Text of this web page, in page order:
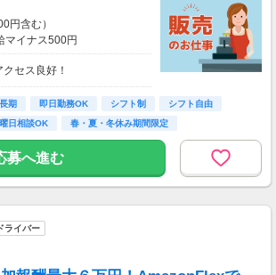
たい方にはピッタリ！
円含む）
イナス500円
イナス2,00円
の資格をお持ちの方は
イナス500円
イナス1,000円
上）として従事した場合
他の年代と同じ現場でも
慮により比較的低負荷の業
セス良好！
長期 即日勤務OK シフト制
シフト自由
日相談OK
春・夏・冬休み期間限定
募へ進む
ライバー